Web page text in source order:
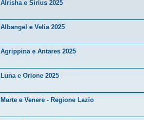
Alrisha e Sirius 2025
Albangel e Velia 2025
Agrippina e Antares 2025
Luna e Orione 2025
Marte e Venere - Regione Lazio